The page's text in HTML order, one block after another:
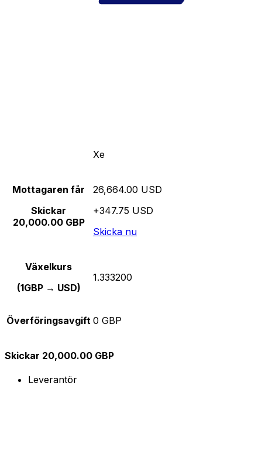
Xe
Mottagaren får
Skickar
20,000.00 GBP
26,664.00 USD
+347.75 USD
Skicka nu
Växelkurs
(1GBP → USD)
1.333200
Överföringsavgift 0 GBP
Skickar 20,000.00 GBP
Leverantör